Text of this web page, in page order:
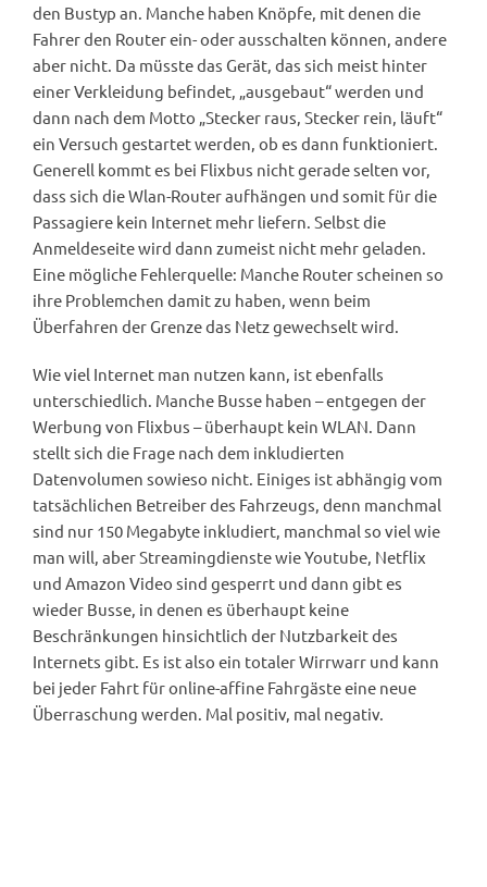
den Bustyp an. Manche haben Knöpfe, mit denen die
Fahrer den Router ein- oder ausschalten können, andere
aber nicht. Da müsste das Gerät, das sich meist hinter
einer Verkleidung befindet, „ausgebaut“ werden und
dann nach dem Motto „Stecker raus, Stecker rein, läuft“
ein Versuch gestartet werden, ob es dann funktioniert.
Generell kommt es bei Flixbus nicht gerade selten vor,
dass sich die Wlan-Router aufhängen und somit für die
Passagiere kein Internet mehr liefern. Selbst die
Anmeldeseite wird dann zumeist nicht mehr geladen.
Eine mögliche Fehlerquelle: Manche Router scheinen so
ihre Problemchen damit zu haben, wenn beim
Überfahren der Grenze das Netz gewechselt wird.
Wie viel Internet man nutzen kann, ist ebenfalls
unterschiedlich. Manche Busse haben – entgegen der
Werbung von Flixbus – überhaupt kein WLAN. Dann
stellt sich die Frage nach dem inkludierten
Datenvolumen sowieso nicht. Einiges ist abhängig vom
tatsächlichen Betreiber des Fahrzeugs, denn manchmal
sind nur 150 Megabyte inkludiert, manchmal so viel wie
man will, aber Streamingdienste wie Youtube, Netflix
und Amazon Video sind gesperrt und dann gibt es
wieder Busse, in denen es überhaupt keine
Beschränkungen hinsichtlich der Nutzbarkeit des
Internets gibt. Es ist also ein totaler Wirrwarr und kann
bei jeder Fahrt für online-affine Fahrgäste eine neue
Überraschung werden. Mal positiv, mal negativ.